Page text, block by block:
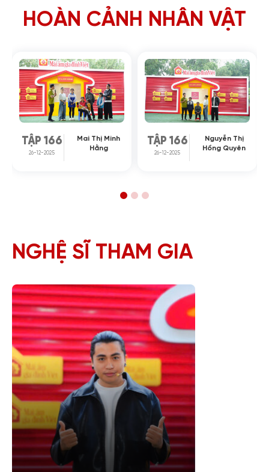
HOÀN CẢNH NHÂN VẬT
TẬP 166
26-12-2025
Mai Thị Minh
Hằng
TẬP 166
26-12-2025
Nguyễn Thị
Hồng Quyên
NGHỆ SĨ THAM GIA